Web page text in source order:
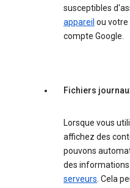
susceptibles
appareil ou votre
compte Google.
Fichiers
Lorsque vous
affichez des
pouvons
des informations
serveurs. Cela